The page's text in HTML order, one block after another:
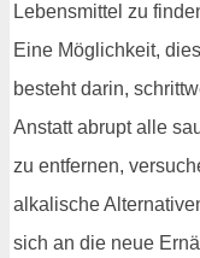
Lebensmittel zu
Eine Möglichkeit,
besteht darin,
Anstatt abrupt alle
zu entfernen,
alkalische
sich an die neue